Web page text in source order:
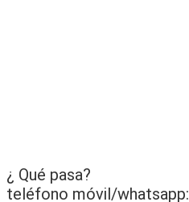
¿ Qué pasa?
teléfono móvil/whatsapp: